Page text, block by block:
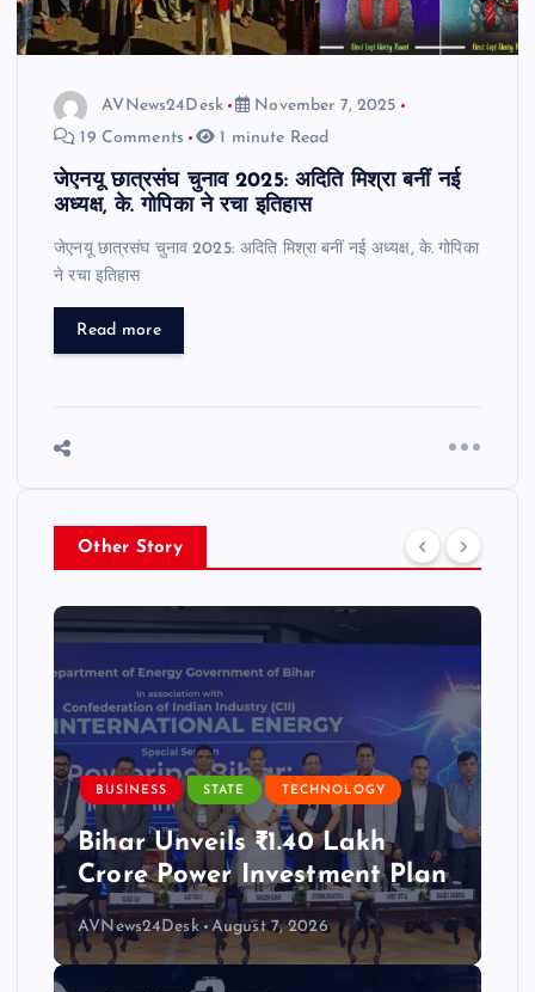
AVNews24Desk
November 7, 2025
19 Comments
1 minute Read
जेएनयू छात्रसंघ चुनाव 2025: अदिति मिश्रा बनीं नई
अध्यक्ष, के. गोपिका ने रचा इतिहास
जेएनयू छात्रसंघ चुनाव 2025: अदिति मिश्रा बनीं नई अध्यक्ष, के. गोपिका
ने रचा इतिहास
Read more
Other Story
BUSINESS STATE TECHNOLOGY
Bihar Unveils ₹1.40 Lakh
Crore Power Investment Plan
AVNews24Desk August 7, 2026